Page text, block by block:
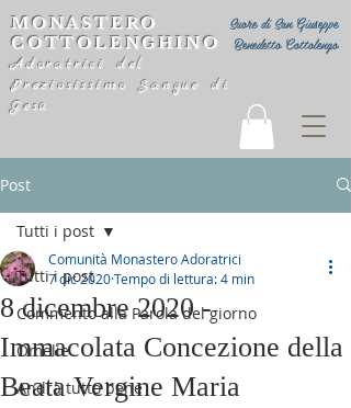
Suore di San Giuseppe
Benedetto Cottolengo
MONASTERO
COTTOLENGHINO
Adoratrici del
Preziosissimo Sangue di
Gesù
Post
Tutti i post
Commento alla Parola del giorno
Omelie
Andrà tutto bene
Tutti i post
8 dicembre 2020 -
Immacolata Concezione della
Beata Vergine Maria
Comunità Monastero Adoratrici
7 dic 2020Tempo di lettura: 4 min